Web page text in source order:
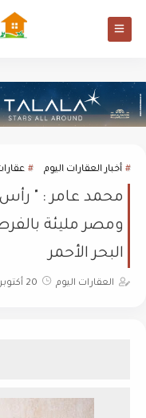
أخبار العقارات اليوم
محمد عامر : "
ومصر مليئة
البحر الأحمر
العقارات اليوم 20 أكتوبر 2024